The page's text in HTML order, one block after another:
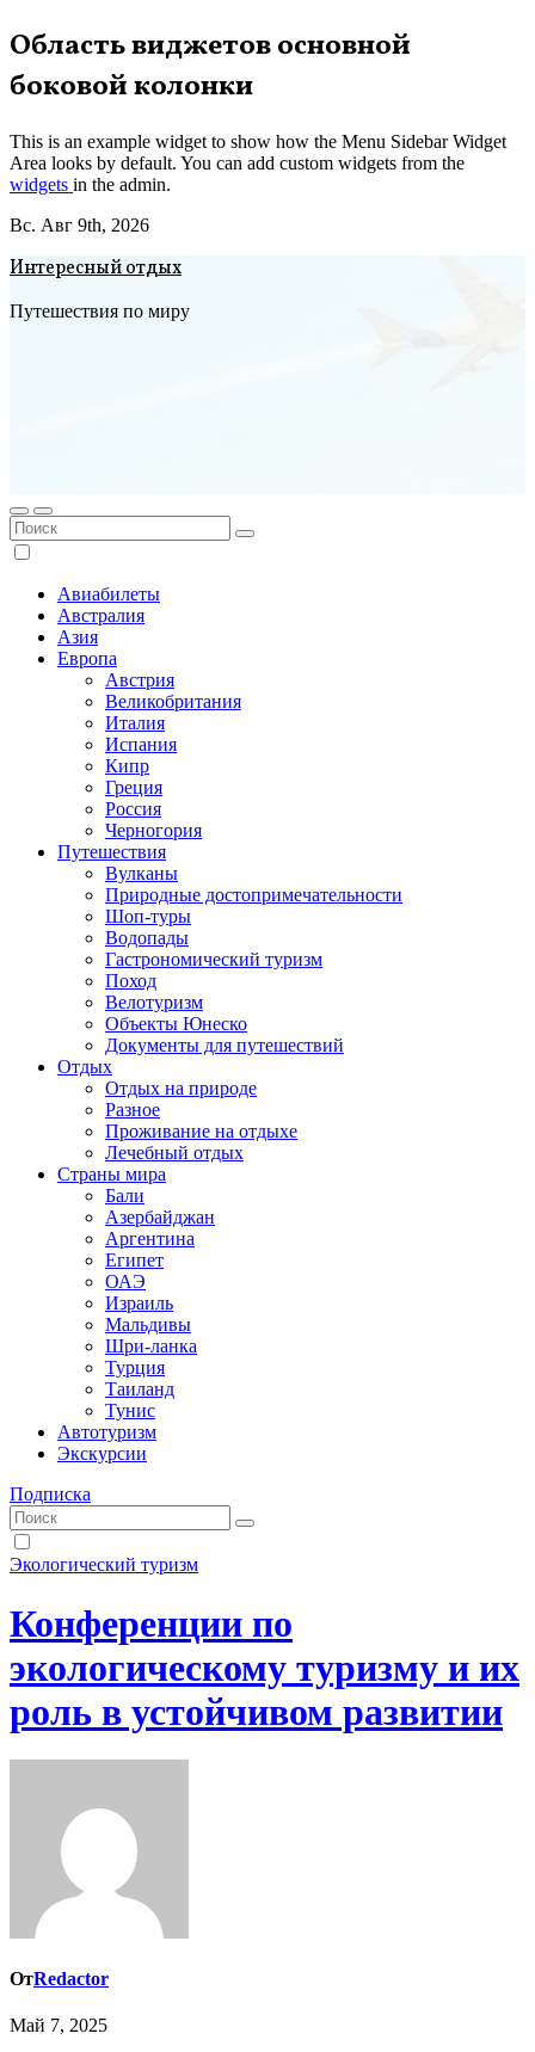
Перейти
к
содержимому
Область виджетов основной
боковой колонки
This is an example widget to show how the Menu Sidebar Widget
Area looks by default. You can add custom widgets from the
widgets in the admin.
Вс. Авг 9th, 2026
Интересный отдых
Путешествия по миру
Авиабилеты
Австралия
Азия
Европа
Австрия
Великобритания
Италия
Испания
Кипр
Греция
Россия
Черногория
Путешествия
Вулканы
Природные достопримечательности
Шоп-туры
Водопады
Гастрономический туризм
Поход
Велотуризм
Объекты Юнеско
Документы для путешествий
Отдых
Отдых на природе
Разное
Проживание на отдыхе
Лечебный отдых
Страны мира
Бали
Азербайджан
Аргентина
Египет
ОАЭ
Израиль
Мальдивы
Шри-ланка
Турция
Таиланд
Тунис
Автотуризм
Экскурсии
Подписка
Экологический туризм
Конференции по
экологическому туризму и их
роль в устойчивом развитии
ОтRedactor
Май 7, 2025